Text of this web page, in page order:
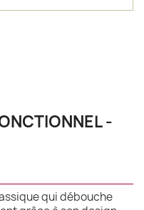
-
qui débouche